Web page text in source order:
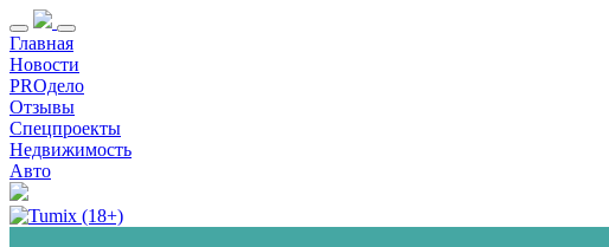
Главная
Новости
PROдело
Отзывы
Спецпроекты
Недвижимость
Авто